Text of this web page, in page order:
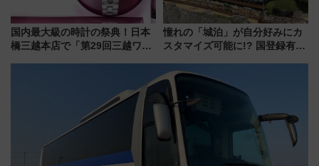
国内最大級の時計の祭典！日本
橋三越本店で「第29回三越ワー
憧れの「城泊」が自分好みにカ
スタマイズ可能に!? 国登録有形
にオーダーメイド型の宿泊プラ
ンが誕生！